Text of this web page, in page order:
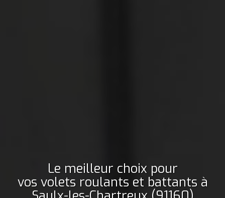
Le meilleur choix pour
vos volets roulants et battants à